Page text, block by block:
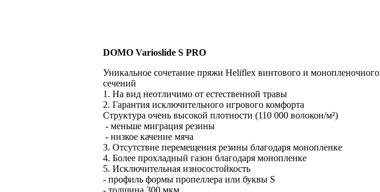
DOMO Varioslide S PRO
Уникальное сочетание пряжи Heliflex винтового и монопленочного
сечений
1. На вид неотличимо от естественной травы
2. Гарантия исключительного игрового комфорта
Структура очень высокой плотности (110 000 волокон/м²)
- меньше миграция резины
- низкое качение мяча
3. Отсутствие перемещения резины благодаря монопленке
4. Более прохладный газон благодаря монопленке
5. Исключительная износостойкость
- профиль формы пропеллера или буквы S
- толщина 300 мкм